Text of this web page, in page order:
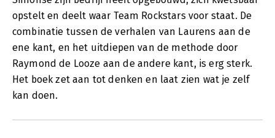
opstelt en deelt waar Team Rockstars voor staat. De
combinatie tussen de verhalen van Laurens aan de
ene kant, en het uitdiepen van de methode door
Raymond de Looze aan de andere kant, is erg sterk.
Het boek zet aan tot denken en laat zien wat je zelf
kan doen.